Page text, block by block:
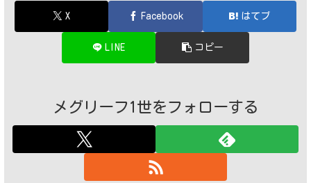
X Facebook はてブ
LINE コピー
メグリーフ1世をフォローする